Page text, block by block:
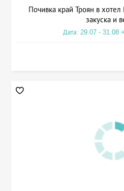
Почивка край Троян в
закуска и
Дата: 29.07 - 31.08